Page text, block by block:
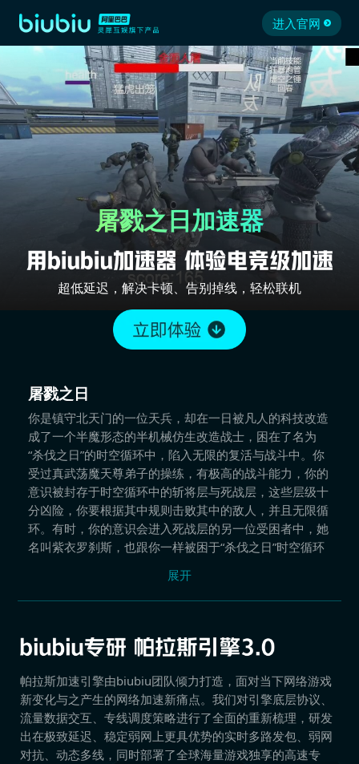
进入官网
屠戮之日加速器
超低延迟，解决卡顿、告别掉线，轻松联机
屠戮之日
你是镇守北天门的一位天兵，却在一日被凡人的科技改造
成了一个半魔形态的半机械仿生改造战士，困在了名为
“杀伐之日”的时空循环中，陷入无限的复活与战斗中。你
受过真武荡魔天尊弟子的操练，有极高的战斗能力，你的
意识被封存于时空循环中的斩将层与死战层，这些层级十
分凶险，你要根据其中规则击败其中的敌人，并且无限循
环。有时，你的意识会进入死战层的另一位受困者中，她
名叫紫衣罗刹斯，也跟你一样被困于“杀伐之日”时空循环
目前看来，还没有你们的出路。
展开
帕拉斯加速引擎由biubiu团队倾力打造，面对当下网络游戏
新变化与之产生的网络加速新痛点。我们对引擎底层协议、
流量数据交互、专线调度策略进行了全面的重新梳理，研发
出在极致延迟、稳定弱网上更具优势的实时多路发包、弱网
对抗、动态多线，同时部署了全球海量游戏独享的高速专